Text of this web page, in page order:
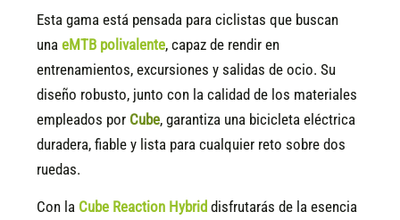
Esta gama está pensada para ciclistas que buscan
unaeMTB polivalente, capaz de rendir en
entrenamientos, excursiones y salidas de ocio. Su
diseño robusto, junto con la calidad de los materiales
empleados por Cube, garantiza una bicicleta eléctrica
duradera, fiable y lista para cualquier reto sobre dos
ruedas.
Con la Cube Reaction Hybrid disfrutarás de la esencia